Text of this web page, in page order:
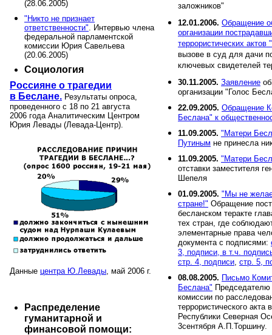
(28.06.2005)
"Никто не признает
ответственности". Интервью члена
федеральной парламентской
комиссии Юрия Савельева
(20.06.2005)
Социология
Россияне о трагедии
в Беслане. Результаты опроса,
проведенного с 18 по 21 августа
2006 года Аналитическим Центром
Юрия Левады (Левада-Центр).
Данные центра Ю.Левады, май 2006 г.
Распределение
гуманитарной и
финансовой помощи:
заложников"
12.01.2006. Обращение
организации
террористических
вызове в суд для дачи
ключевых свидетелей
30.11.2005. Заявление
организации "Голос
22.09.2005. Обращение
Беслана" к
11.09.2005. "Матери
Путиным не принесла
11.09.2005. "Матери
отставки заместителя
Шепеля
01.09.2005. "Мы не
стране!" Обращение
бесланском теракте
тех стран, где
элементарные права
документа с подписями:
3, подписи, в т.ч.
стр. 4, подписи, стр. 5,
08.08.2005. Письмо
Беслана"
комиссии по
террористического акта
Республики Северная
3сентября А.П.Торшину.